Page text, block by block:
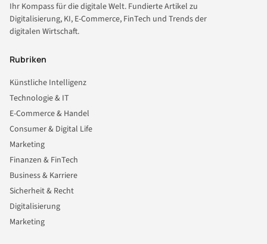
Ihr Kompass für die digitale Welt. Fundierte Artikel zu
Digitalisierung, KI, E-Commerce, FinTech und Trends der
digitalen Wirtschaft.
Rubriken
Künstliche Intelligenz
Technologie & IT
E-Commerce & Handel
Consumer & Digital Life
Marketing
Finanzen & FinTech
Business & Karriere
Sicherheit & Recht
Digitalisierung
Marketing